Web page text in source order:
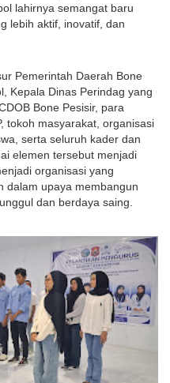
lahirnya semangat baru
lebih aktif, inovatif, dan
Pemerintah Daerah Bone
Kepala Dinas Perindag yang
Bone Pesisir, para
tokoh masyarakat, organisasi
serta seluruh kader dan
elemen tersebut menjadi
organisasi yang
dalam upaya membangun
dan berdaya saing.